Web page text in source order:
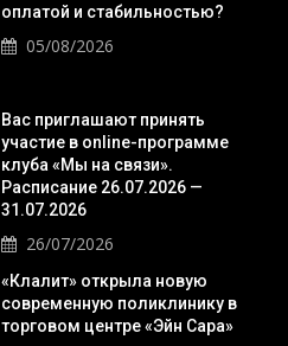
оплатой и стабильностью?
05/08/2026
Вас приглашают принять
участие в online-программе
клуба «Мы на связи».
Расписание 26.07.2026 —
31.07.2026
26/07/2026
«Клалит» открыла новую
современную поликлинику в
торговом центре «Эйн Сара»